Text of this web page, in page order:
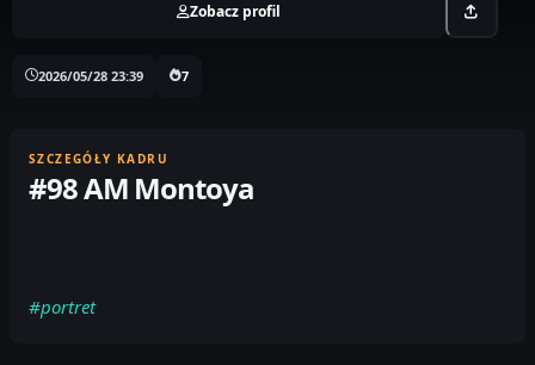
Zobacz profil
2026/05/28 23:39 7
SZCZEGÓŁY KADRU
#98 AM Montoya
#portret